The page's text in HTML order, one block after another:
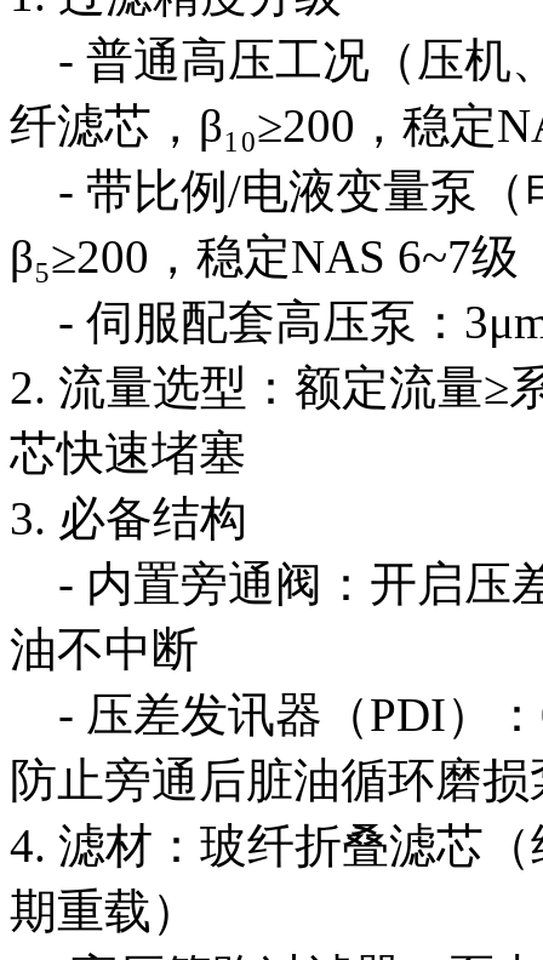
- 普通高压工况（压机
纤滤芯，β₁₀≥200，稳定
- 带比例/电液变量泵（
β₅≥200，稳定NAS 6~7级
- 伺服配套高压泵：
2. 流量选型：额定流量≥
芯快速堵塞
3. 必备结构
- 内置旁通阀：开启压
油不中断
- 压差发讯器（PDI）
防止旁通后脏油循环磨损
4. 滤材：玻纤折叠滤芯
期重载）